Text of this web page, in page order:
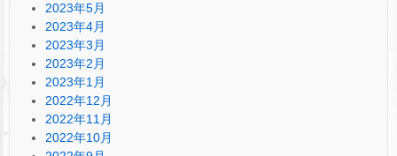
2023年5月
2023年4月
2023年3月
2023年2月
2023年1月
2022年12月
2022年11月
2022年10月